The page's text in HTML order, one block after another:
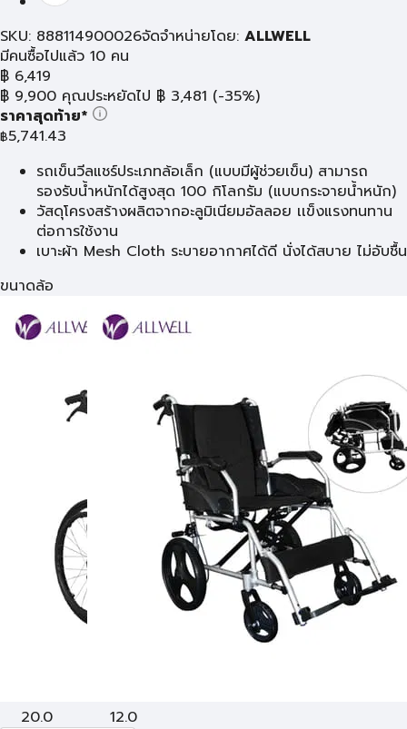
SKU: 888114900026จัดจำหน่ายโดย: ALLWELL
มีคนซื้อไปแล้ว 10 คน
฿ 6,419
฿ 9,900 คุณประหยัดไป ฿ 3,481 (-35%)
ราคาสุดท้าย*
฿5,741.43
รถเข็นวีลแชร์ประเภทล้อเล็ก (แบบมีผู้ช่วยเข็น) สามารถ
รองรับน้ำหนักได้สูงสุด 100 กิโลกรัม (แบบกระจายน้ำหนัก)
วัสดุโครงสร้างผลิตจากอะลูมิเนียมอัลลอย เเข็งแรงทนทาน
ต่อการใช้งาน
เบาะผ้า Mesh Cloth ระบายอากาศได้ดี นั่งได้สบาย ไม่อับชื้น
ขนาดล้อ
20.0 12.0